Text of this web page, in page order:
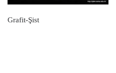
Grafit-Şist